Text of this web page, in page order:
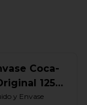
Coca-
1250
Gye
y Envase